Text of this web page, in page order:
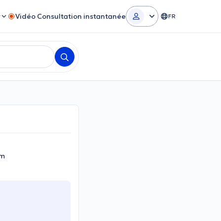
Vidéo Consultation instantanée FR